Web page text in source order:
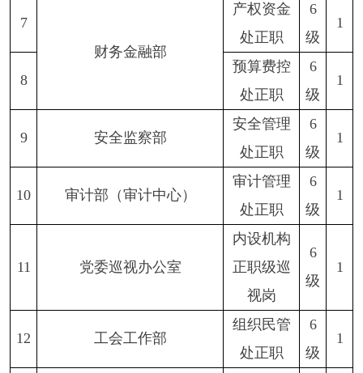
7
财务金融部
产权资金
处正职
6
级
1
8
预算费控
处正职
6
级
1
9 安全监察部
安全管理
处正职
6
级
1
10 审计部（审计中心）
审计管理
处正职
6
级
1
11 党委巡视办公室
内设机构
正职级巡
视岗
6
级
1
12 工会工作部
组织民管
处正职
6
级
1